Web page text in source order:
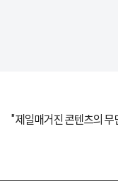
"제일매거진 콘텐츠의